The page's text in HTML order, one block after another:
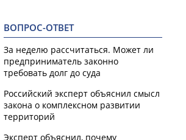
ВОПРОС-ОТВЕТ
За неделю рассчитаться. Может ли
предприниматель законно
требовать долг до суда
Российский эксперт объяснил смысл
закона о комплексном развитии
территорий
Эксперт объяснил, почему